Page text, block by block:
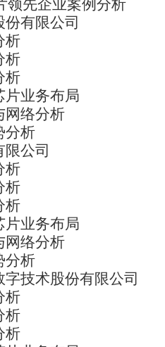
领先企业案例分析
有限公司
析
析
析
片业务布局
网络分析
分析
公司
析
析
析
片业务布局
网络分析
分析
技术股份有限公司
析
析
析